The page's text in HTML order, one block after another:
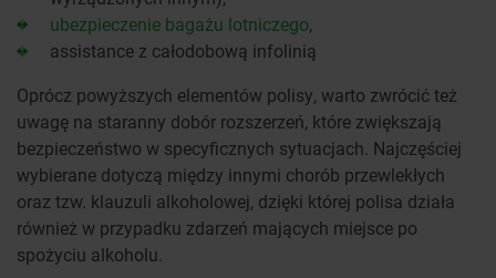
ubezpieczenie bagażu lotniczego,
assistance z całodobową infolinią
Oprócz powyższych elementów polisy, warto zwrócić też
uwagę na staranny dobór rozszerzeń, które zwiększają
bezpieczeństwo w specyficznych sytuacjach. Najczęściej
wybierane dotyczą między innymi chorób przewlekłych
oraz tzw. klauzuli alkoholowej, dzięki której polisa działa
również w przypadku zdarzeń mających miejsce po
spożyciu alkoholu.